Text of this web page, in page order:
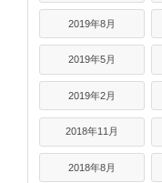
2019年8月
2019年5月
2019年2月
2018年11月
2018年8月